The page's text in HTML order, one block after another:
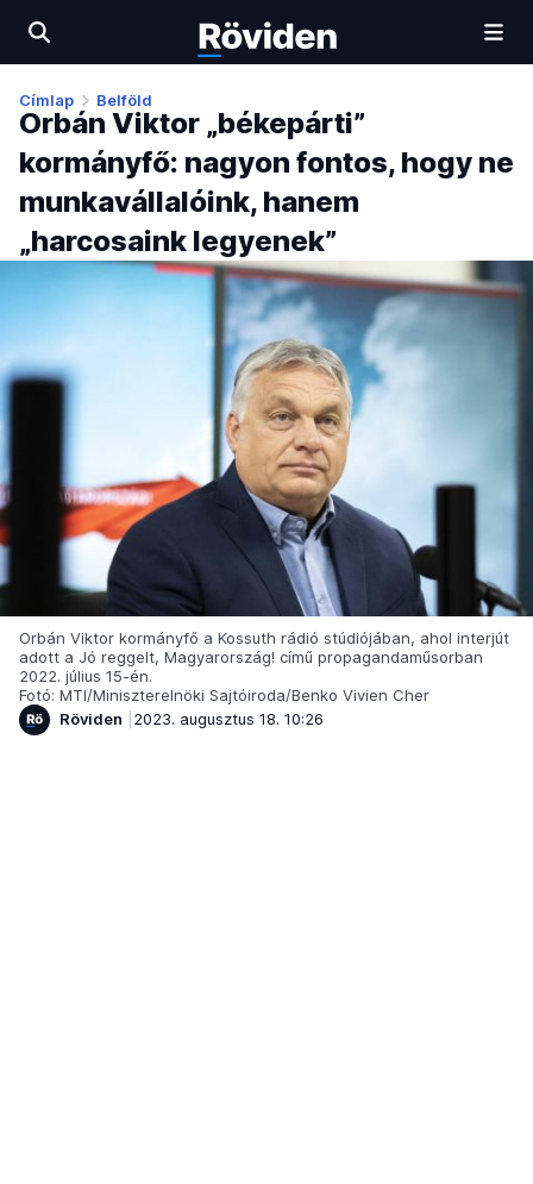
Címlap Belföld
Orbán Viktor „békepárti”
kormányfő: nagyon fontos, hogy ne
munkavállalóink, hanem
„harcosaink legyenek”
Orbán Viktor kormányfő a Kossuth rádió stúdiójában, ahol interjút
adott a Jó reggelt, Magyarország! című propagandaműsorban
2022. július 15-én.
Fotó: MTI/Miniszterelnöki Sajtóiroda/Benko Vivien Cher
Röviden
2023. augusztus 18. 10:26